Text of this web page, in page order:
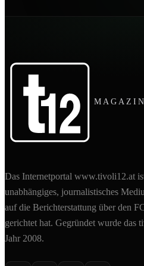
MAGAZIN
Das Internetportal www.tivoli12.at
unabhängiges, journalistisches
auf die Berichterstattung über den
gerichtet hat. Gegründet wurde das
Jahr 2008.